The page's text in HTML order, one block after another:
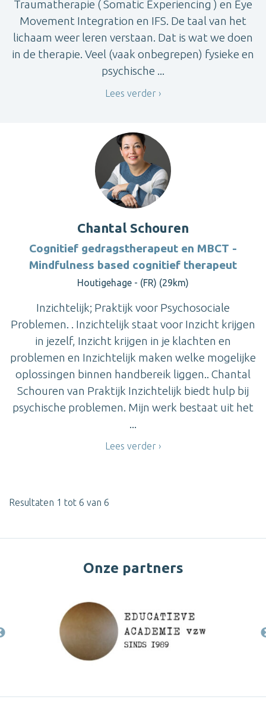
Traumatherapie ( Somatic Experiencing ) en Eye
Movement Integration en IFS. De taal van het
lichaam weer leren verstaan. Dat is wat we doen
in de therapie. Veel (vaak onbegrepen) fysieke en
psychische ...
Lees verder
Chantal Schouren
Cognitief gedragstherapeut en MBCT -
Mindfulness based cognitief therapeut
Houtigehage - (FR) (29km)
Inzichtelijk; Praktijk voor Psychosociale
Problemen. . Inzichtelijk staat voor Inzicht krijgen
in jezelf, Inzicht krijgen in je klachten en
problemen en Inzichtelijk maken welke mogelijke
oplossingen binnen handbereik liggen.. Chantal
Schouren van Praktijk Inzichtelijk biedt hulp bij
psychische problemen. Mijn werk bestaat uit het
...
Lees verder
Resultaten 1 tot 6 van 6
Onze partners